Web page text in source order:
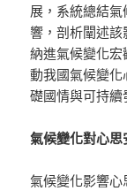
展，系統總結
響，剖析闡述
納進氣候變化
動我國氣候變
礎國情與可持續
氣候變化對心
氣候變化影響心